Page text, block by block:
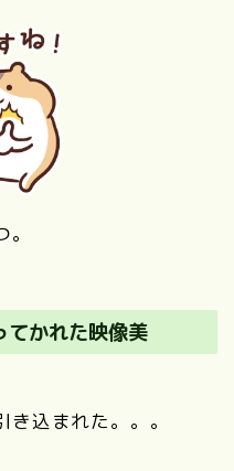
てかれた映像美
込まれた。。。